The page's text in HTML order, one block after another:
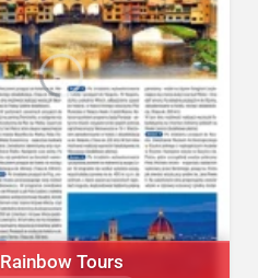
Rainbow Tours